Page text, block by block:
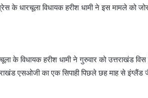
के धारचूला विधायक हरीश धामी ने इस मामले को
के विधायक हरीश धामी ने गुरुवार को उत्तराखंड
एसओजी का एक सिपाही पिछले छह माह से इंग्लैंड